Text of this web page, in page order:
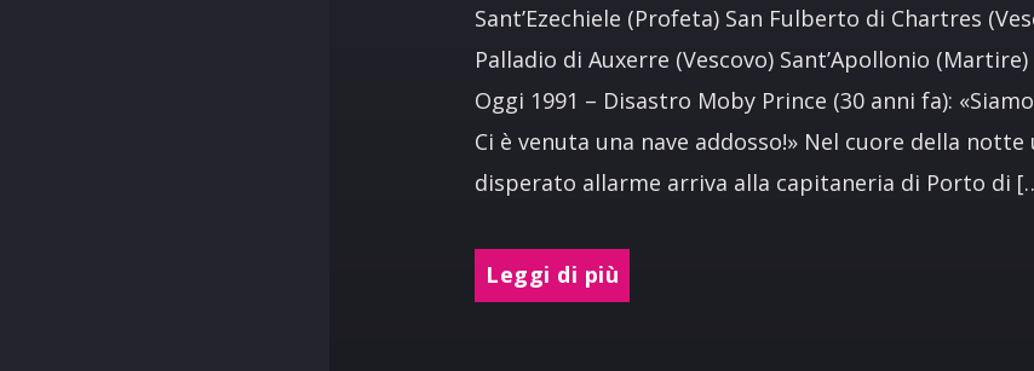
Sant’Ezechiele (Profeta) San Fulberto di Chartres
Palladio di Auxerre (Vescovo) Sant’Apollonio (Martire)
Oggi 1991 – Disastro Moby Prince (30 anni fa):
Ci è venuta una nave addosso!» Nel cuore della notte
disperato allarme arriva alla capitaneria di Porto di
Leggi di più